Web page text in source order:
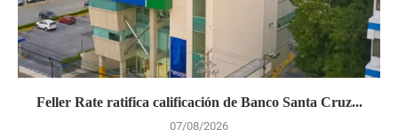
Feller Rate ratifica calificación de Banco Santa Cruz...
07/08/2026